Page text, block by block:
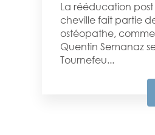
La rééducation
cheville fait partie
ostéopathe,
Quentin Semanaz
Tournefeu...